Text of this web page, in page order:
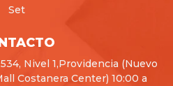
Set
Nivel 1,Providencia (Nuevo
Costanera Center) 10:00 a